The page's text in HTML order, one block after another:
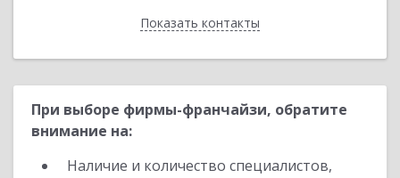
Показать контакты
Назад
При выборе фирмы-франчайзи, обратите
внимание на:
Наличие и количество специалистов,